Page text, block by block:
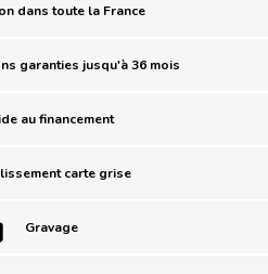
dans toute la France
garanties jusqu'à 36 mois
au financement
carte grise
Gravage